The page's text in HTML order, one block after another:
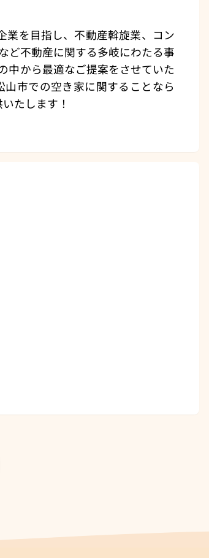
業を目指し、不動産斡旋業、コン
ど不動産に関する多岐にわたる事
中から最適なご提案をさせていた
市での空き家に関することなら
たします！